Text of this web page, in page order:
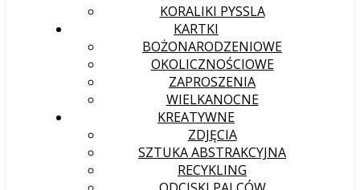
KORALIKI PYSSLA
KARTKI
BOŻONARODZENIOWE
OKOLICZNOŚCIOWE
ZAPROSZENIA
WIELKANOCNE
KREATYWNE
ZDJĘCIA
SZTUKA ABSTRAKCYJNA
RECYKLING